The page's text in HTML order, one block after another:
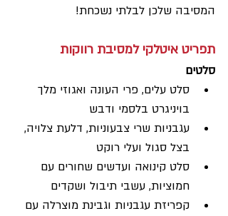
המסיבה שלכן לבלתי נשכחת!
תפריט איטלקי למסיבת רווקות
סלטים
סלט עלים, פרי העונה ואגוזי מלך
בויניגרט בלסמי ודבש
עגבניות שרי צבעוניות, דלעת צלויה,
בצל סגול ועלי רוקט
סלט קינואה ועדשים שחורים עם
חמוציות, עשבי תיבול ושקדים
קפריזת עגבניות וגבינת מוצרלה עם